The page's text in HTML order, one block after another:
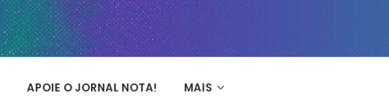
APOIE O JORNAL NOTA! MAIS